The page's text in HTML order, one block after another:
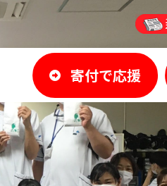
寄付で応援